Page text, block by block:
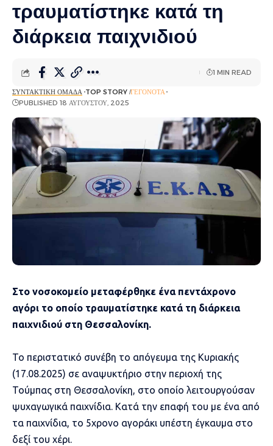
τραυματίστηκε κατά τη
διάρκεια παιχνιδιού
ΣΥΝΤΑΚΤΙΚΉ ΟΜΆΔΑ TOP STORY ΓΕΓΟΝΌΤΑ
PUBLISHED 18 ΑΥΓΟΎΣΤΟΥ, 2025
1 MIN READ
Στο νοσοκομείο μεταφέρθηκε ένα πεντάχρονο
αγόρι το οποίο τραυματίστηκε κατά τη διάρκεια
παιχνιδιού στη Θεσσαλονίκη.
Το περιστατικό συνέβη το απόγευμα της Κυριακής
(17.08.2025) σε αναψυκτήριο στην περιοχή της
Τούμπας στη Θεσσαλονίκη, στο οποίο λειτουργούσαν
ψυχαγωγικά παιχνίδια. Κατά την επαφή του με ένα από
τα παιχνίδια, το 5χρονο αγοράκι υπέστη έγκαυμα στο
δεξί του χέρι.